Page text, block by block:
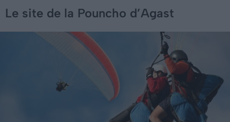
Le site de la Pouncho d’Agast